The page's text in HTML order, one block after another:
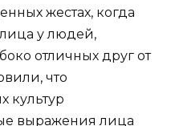
жестах, когда
у людей,
отличных друг от
что
культур
выражения лица